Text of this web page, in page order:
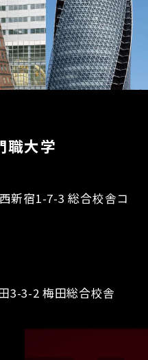
職大学
新宿1-7-3 総合校舎コ
3-3-2 梅田総合校舎